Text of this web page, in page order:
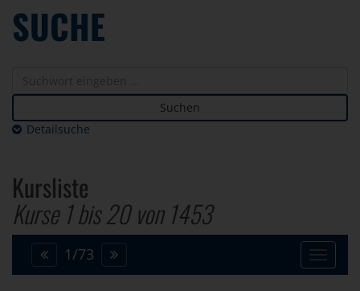
SUCHE
Suchen
Detailsuche
Kursliste
Kurse 1 bis20von 1453
Toggle
1/73